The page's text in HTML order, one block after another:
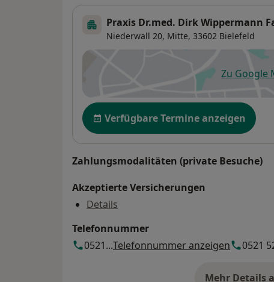
Praxis Dr.med. Dirk Wippermann
Niederwall 20, Mitte, 33602 Bielefeld
Zu Google
Verfügbarkeit
Verfügbare Termine anzeigen
Zahlungsmodalitäten (private Besuche)
Akzeptierte Versicherungen
Details
Telefonnummer
0521...Telefonnummer anzeigen 0521
Mehr Details